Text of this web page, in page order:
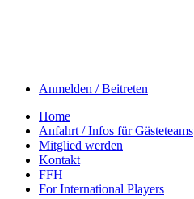
Anmelden / Beitreten
Home
Anfahrt / Infos für Gästeteams
Mitglied werden
Kontakt
FFH
For International Players